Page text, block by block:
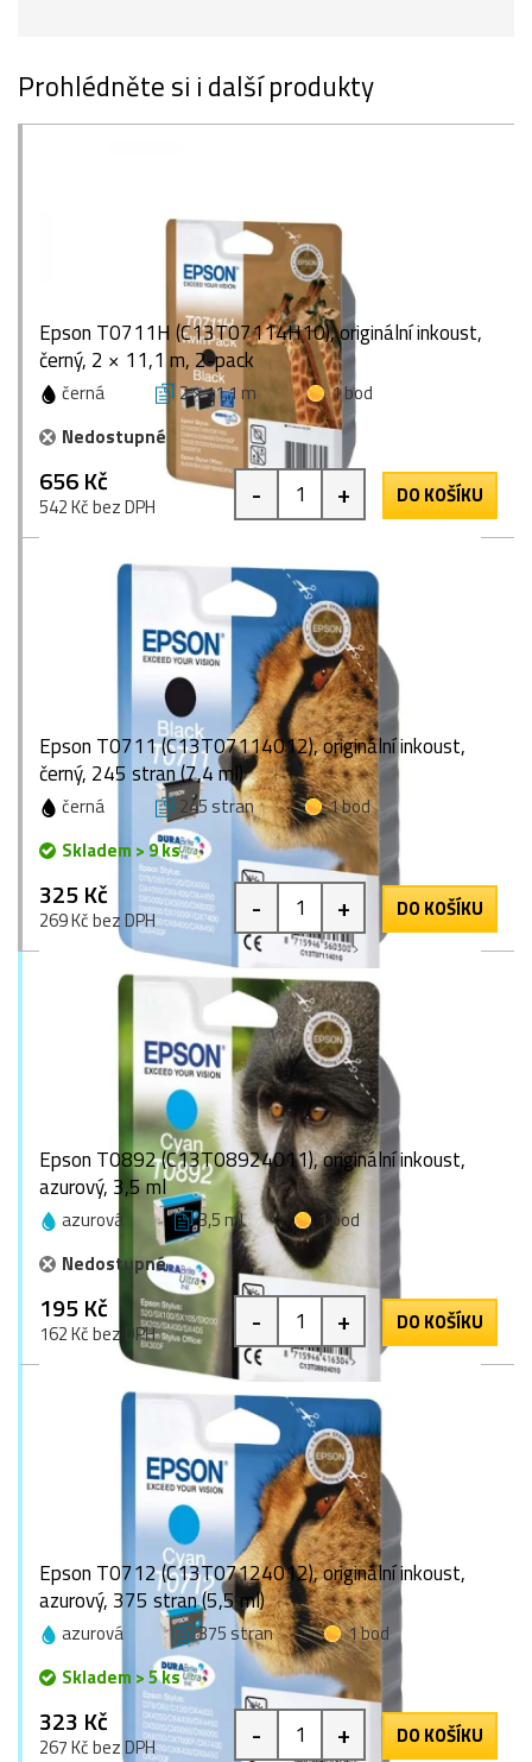
Prohlédněte si i další produkty
Epson T0711H (C13T07114H10), originální inkoust,
černý, 2 × 11,1 m, 2-pack
černá 2 × 11,1 m
1 bod
Nedostupné
656 Kč
542 Kč bez DPH - + DO KOŠÍKU
Epson T0711 (C13T07114012), originální inkoust,
černý, 245 stran (7,4 ml)
černá 245 stran
1 bod
Skladem > 9 ks
325 Kč
269 Kč bez DPH - + DO KOŠÍKU
Epson T0892 (C13T08924011), originální inkoust,
azurový, 3,5 ml
azurová 3,5 ml
1 bod
Nedostupné
195 Kč
162 Kč bez DPH - + DO KOŠÍKU
Epson T0712 (C13T07124012), originální inkoust,
azurový, 375 stran (5,5 ml)
azurová 375 stran
1 bod
Skladem > 5 ks
323 Kč
267 Kč bez DPH - + DO KOŠÍKU